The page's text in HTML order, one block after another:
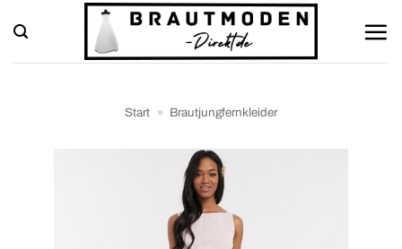
Inhalt
springen
Start » Brautjungfernkleider